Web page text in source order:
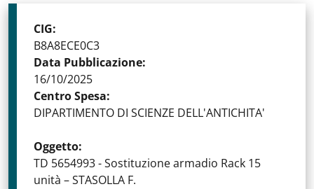
CIG:
B8A8ECE0C3
Data Pubblicazione:
16/10/2025
Centro Spesa:
DIPARTIMENTO DI SCIENZE DELL'ANTICHITA'
Oggetto:
TD 5654993 - Sostituzione armadio Rack 15
unità – STASOLLA F.